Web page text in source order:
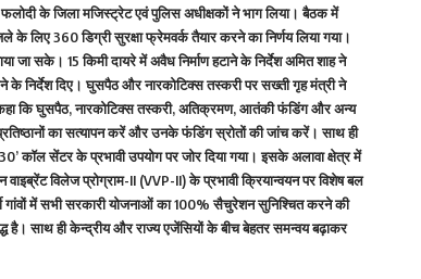
के जिला मजिस्ट्रेट एवं पुलिस अधीक्षकों ने भाग लिया। बैठक में
लिए 360 डिग्री सुरक्षा फ्रेमवर्क तैयार करने का निर्णय लिया गया।
जा सके। 15 किमी दायरे में अवैध निर्माण हटाने के निर्देश अमित शाह ने
के निर्देश दिए। घुसपैठ और नारकोटिक्स तस्करी पर सख्ती गृह मंत्री ने
कहा कि घुसपैठ, नारकोटिक्स तस्करी, अतिक्रमण, आतंकी फंडिंग और अन्य
प्रतिष्ठानों का सत्यापन करें और उनके फंडिंग स्रोतों की जांच करें। साथ ही
कॉल सेंटर के प्रभावी उपयोग पर जोर दिया गया। इसके अलावा क्षेत्र में
विलेज प्रोग्राम-II (VVP-II) के प्रभावी क्रियान्वयन पर विशेष बल
गांवों में सभी सरकारी योजनाओं का 100% सैचुरेशन सुनिश्चित करने की
है। साथ ही केन्द्रीय और राज्य एजेंसियों के बीच बेहतर समन्वय बढ़ाकर